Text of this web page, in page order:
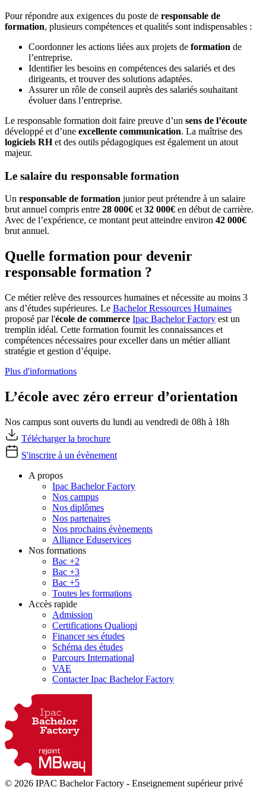
Pour répondre aux exigences du poste de responsable de
formation, plusieurs compétences et qualités sont indispensables :
Coordonner les actions liées aux projets de formation de
l’entreprise.
Identifier les besoins en compétences des salariés et des
dirigeants, et trouver des solutions adaptées.
Assurer un rôle de conseil auprès des salariés souhaitant
évoluer dans l’entreprise.
Le responsable formation doit faire preuve d’un sens de l’écoute
développé et d’une excellente communication. La maîtrise des
logiciels RHet des outils pédagogiques est également un atout
majeur.
Le salaire du responsable formation
Un responsable de formation junior peut prétendre à un salaire
brut annuel compris entre 28 000€ et32 000€ en début de carrière.
Avec de l’expérience, ce montant peut atteindre environ 42 000€
brut annuel.
Quelle formation pour devenir
responsable formation ?
Ce métier relève des ressources humaines et nécessite au moins 3
ans d’études supérieures. Le Bachelor Ressources Humaines
proposé par l'école de commerce Ipac Bachelor Factory est un
tremplin idéal. Cette formation fournit les connaissances et
compétences nécessaires pour exceller dans un métier alliant
stratégie et gestion d’équipe.
Plus d'informations
L’école avec zéro erreur d’orientation
Nos campus sont ouverts du lundi au vendredi de 08h à 18h
Télécharger la brochure
S'inscrire à un évènement
A propos
Ipac Bachelor Factory
Nos campus
Nos diplômes
Nos partenaires
Nos prochains évènements
Alliance Eduservices
Nos formations
Bac +2
Bac +3
Bac +5
Toutes les formations
Accès rapide
Admission
Certifications Qualiopi
Financer ses études
Schéma des études
Parcours International
VAE
Contacter Ipac Bachelor Factory
© 2026 IPAC Bachelor Factory - Enseignement supérieur privé